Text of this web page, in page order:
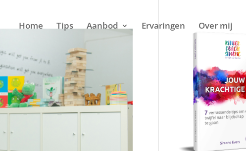
Home Tips Aanbod Ervaringen Over mij